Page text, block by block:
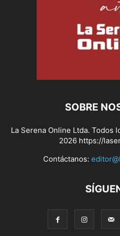
SOBRE
La Serena Online Ltda.
2026 https://
Contáctanos: